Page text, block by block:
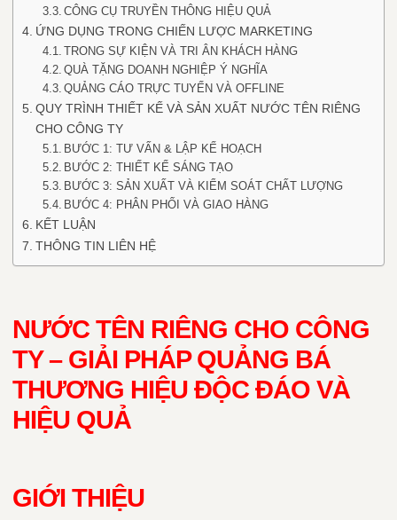
CÔNG CỤ TRUYỀN THÔNG HIỆU QUẢ
ỨNG DỤNG TRONG CHIẾN LƯỢC MARKETING
TRONG SỰ KIỆN VÀ TRI ÂN KHÁCH HÀNG
QUÀ TẶNG DOANH NGHIỆP Ý NGHĨA
QUẢNG CÁO TRỰC TUYẾN VÀ OFFLINE
QUY TRÌNH THIẾT KẾ VÀ SẢN XUẤT NƯỚC TÊN RIÊNG
CHO CÔNG TY
BƯỚC 1: TƯ VẤN & LẬP KẾ HOẠCH
BƯỚC 2: THIẾT KẾ SÁNG TẠO
BƯỚC 3: SẢN XUẤT VÀ KIỂM SOÁT CHẤT LƯỢNG
BƯỚC 4: PHÂN PHỐI VÀ GIAO HÀNG
KẾT LUẬN
THÔNG TIN LIÊN HỆ
NƯỚC TÊN RIÊNG CHO CÔNG
TY – GIẢI PHÁP QUẢNG BÁ
THƯƠNG HIỆU ĐỘC ĐÁO VÀ
HIỆU QUẢ
GIỚI THIỆU